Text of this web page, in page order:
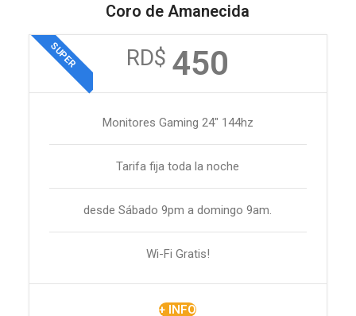
Coro de Amanecida
SUPER RD$ 450
Monitores Gaming 24" 144hz
Tarifa fija toda la noche
desde Sábado 9pm a domingo 9am.
Wi-Fi Gratis!
+ INFO